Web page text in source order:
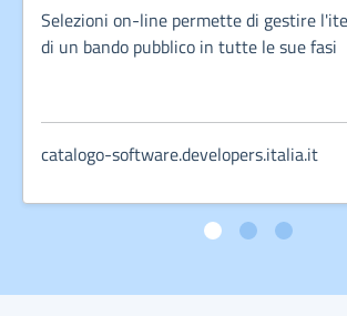
Selezioni on-line permette di gestire
di un bando pubblico in tutte le sue fasi
catalogo-software.developers.italia.it